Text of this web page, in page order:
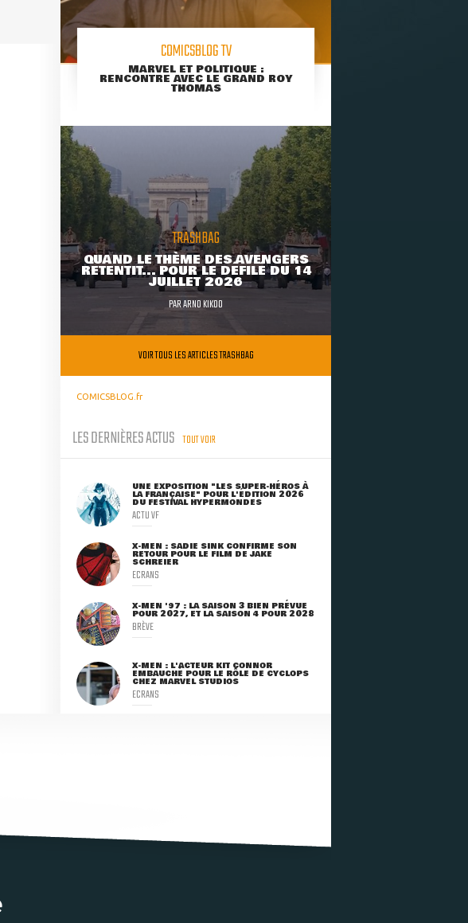
COMICSBLOG TV
MARVEL ET POLITIQUE :
RENCONTRE AVEC LE GRAND ROY
THOMAS
TRASHBAG
QUAND LE THÈME DES AVENGERS
RETENTIT... POUR LE DÉFILÉ DU 14
JUILLET 2026
PARARNO KIKOO
VOIR TOUS LES ARTICLES TRASHBAG
COMICSBLOG.fr
LES DERNIÈRES ACTUS TOUT VOIR
UNE EXPOSITION "LES SUPER-HÉROS À
LA FRANÇAISE" POUR L'ÉDITION 2026
DU FESTIVAL HYPERMONDES
ACTU VF
X-MEN : SADIE SINK CONFIRME SON
RETOUR POUR LE FILM DE JAKE
SCHREIER
ECRANS
X-MEN '97 : LA SAISON 3 BIEN PRÉVUE
POUR 2027, ET LA SAISON 4 POUR 2028
BRÈVE
X-MEN : L'ACTEUR KIT CONNOR
EMBAUCHÉ POUR LE RÔLE DE CYCLOPS
CHEZ MARVEL STUDIOS
ECRANS